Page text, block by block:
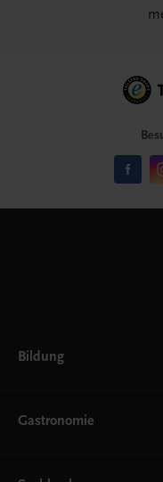
Bildung
AHS
EWF/ZWF
Gastronomie